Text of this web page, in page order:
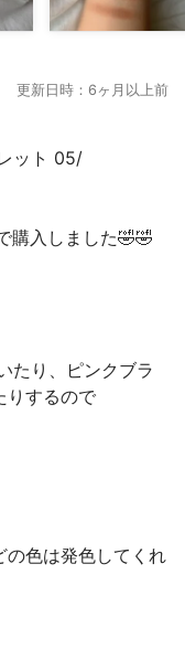
更新日時：6ヶ月以上前
ット 05/
購入しました🤣🤣
たり、ピンクブラ
りするので
の色は発色してくれ